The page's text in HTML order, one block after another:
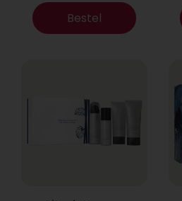
Bestel